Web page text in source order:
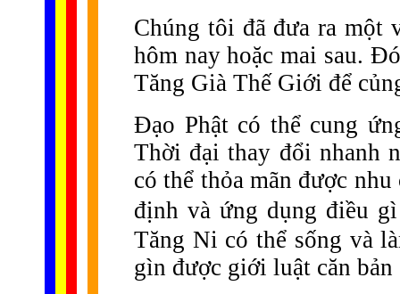
Chúng tôi đã đưa ra một
hôm nay hoặc mai sau.
Tăng Già Thế Giới để
Đạo Phật có thể cung
Thời đại thay đổi nhanh
có thể thỏa mãn được
định và ứng dụng điều
Tăng Ni có thể sống và
gìn được giới luật căn bản